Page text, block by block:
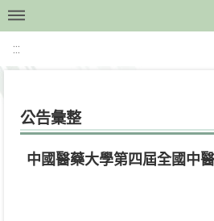
:::
公告彙整
中國醫藥大學第四屆全國中